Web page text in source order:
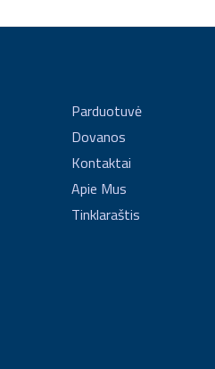
Parduotuvė
Dovanos
Kontaktai
Apie Mus
Tinklaraštis